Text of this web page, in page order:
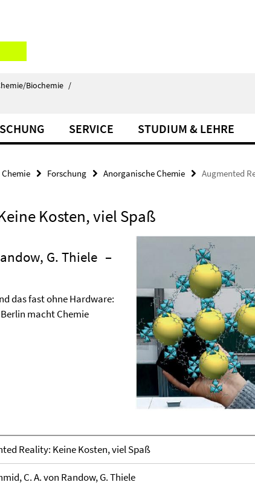
Biochemie /
SERVICE STUDIUM & LEHRE
Chemie Forschung Anorganische Chemie Augmented
Kosten, viel Spaß
G. Thiele –
das fast ohne Hardware:
macht Chemie
Reality: Keine Kosten, viel Spaß
C. A. von Randow, G. Thiele